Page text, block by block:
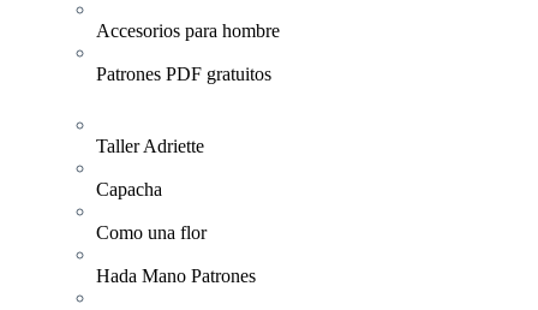
Accesorios para hombre
Patrones PDF gratuitos
Taller Adriette
Capacha
Como una flor
Hada Mano Patrones